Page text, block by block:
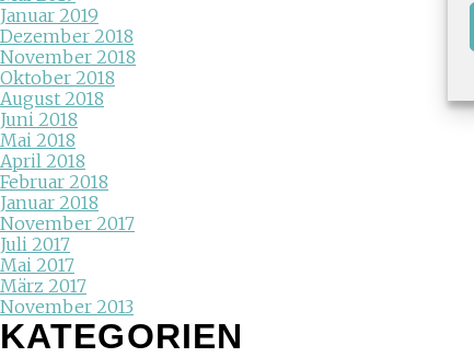
Januar 2019
Dezember 2018
November 2018
Oktober 2018
August 2018
Juni 2018
Mai 2018
April 2018
Februar 2018
Januar 2018
November 2017
Juli 2017
Mai 2017
März 2017
November 2013
KATEGORIEN